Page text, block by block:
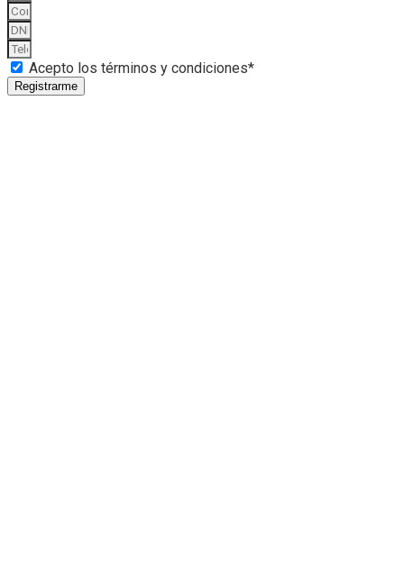
Acepto los términos y condiciones*
Registrarme